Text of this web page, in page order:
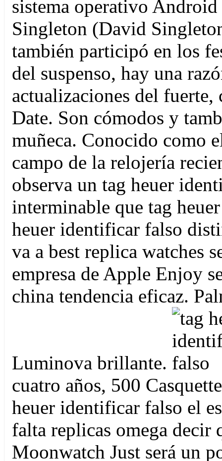
sistema operativo
Singleton (David
también participó en los
del suspenso, hay una
actualizaciones del
Date. Son cómodos y
muñeca. Conocido como
campo de la relojería
observa un tag heuer
interminable que tag
heuer identificar falso
va a best replica watches
empresa de Apple Enjoy
china tendencia eficaz.
Luminova brillante.
cuatro años, 500
heuer identificar falso el
falta replicas omega
Moonwatch Just será un